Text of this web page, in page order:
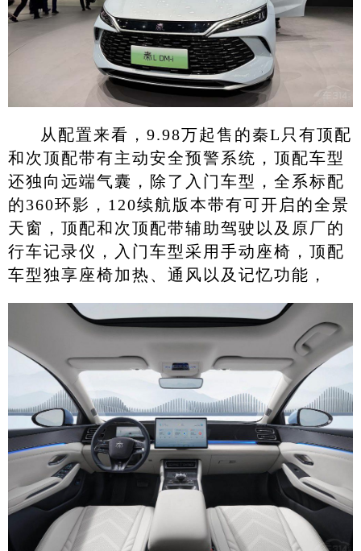
从配置来看，9.98万起售的秦L只有顶配
和次顶配带有主动安全预警系统，顶配车型
还独向远端气囊，除了入门车型，全系标配
的360环影，120续航版本带有可开启的全景
天窗，顶配和次顶配带辅助驾驶以及原厂的
行车记录仪，入门车型采用手动座椅，顶配
车型独享座椅加热、通风以及记忆功能，